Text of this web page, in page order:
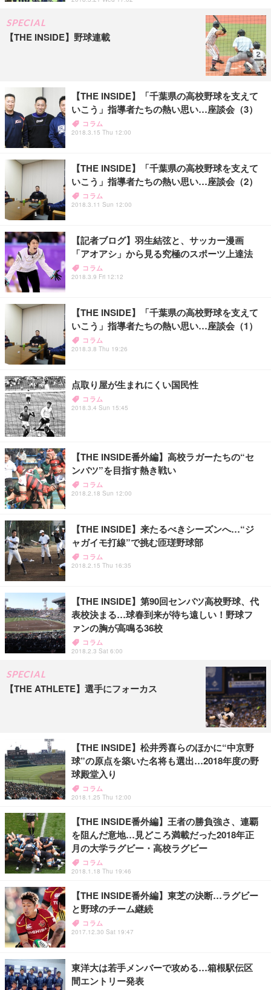
SPECIAL
【THE INSIDE】野球連載
【THE INSIDE】「千葉県の高校野球を支えて
いこう」指導者たちの熱い思い…座談会（3）
コラム
2018.3.15 Thu 12:00
【THE INSIDE】「千葉県の高校野球を支えて
いこう」指導者たちの熱い思い…座談会（2）
コラム
2018.3.11 Sun 12:00
【記者ブログ】羽生結弦と、サッカー漫画
「アオアシ」から見る究極のスポーツ上達法
コラム
2018.3.9 Fri 12:12
【THE INSIDE】「千葉県の高校野球を支えて
いこう」指導者たちの熱い思い…座談会（1）
コラム
2018.3.8 Thu 19:26
点取り屋が生まれにくい国民性
コラム
2018.3.4 Sun 15:45
【THE INSIDE番外編】高校ラガーたちの“セ
ンバツ”を目指す熱き戦い
コラム
2018.2.18 Sun 12:00
【THE INSIDE】来たるべきシーズンへ…“ジ
ャガイモ打線”で挑む匝瑳野球部
コラム
2018.2.15 Thu 16:35
【THE INSIDE】第90回センバツ高校野球、代
表校決まる…球春到来が待ち遠しい！野球フ
ァンの胸が高鳴る36校
コラム
2018.2.3 Sat 6:00
SPECIAL
【THE ATHLETE】選手にフォーカス
【THE INSIDE】松井秀喜らのほかに“中京野
球”の原点を築いた名将も選出…2018年度の野
球殿堂入り
コラム
2018.1.25 Thu 12:00
【THE INSIDE番外編】王者の勝負強さ、連覇
を阻んだ意地…見どころ満載だった2018年正
月の大学ラグビー・高校ラグビー
コラム
2018.1.18 Thu 19:46
【THE INSIDE番外編】東芝の決断…ラグビー
と野球のチーム継続
コラム
2017.12.30 Sat 19:47
東洋大は若手メンバーで攻める…箱根駅伝区
間エントリー発表